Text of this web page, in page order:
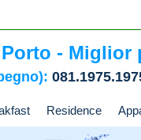
- Miglior
Residence